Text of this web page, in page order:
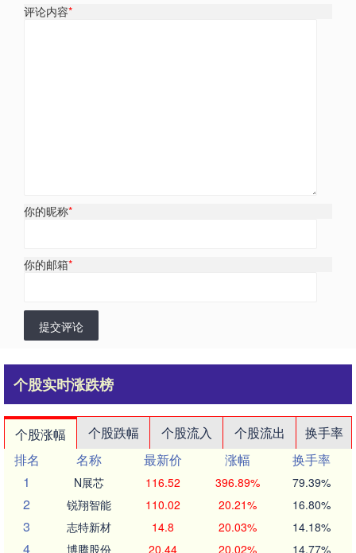
评论内容*
你的昵称*
你的邮箱*
提交评论
个股实时涨跌榜
个股涨幅 个股跌幅 个股流入 个股流出
换手率
排名
名称 最新价 涨幅
换手率
1
N展芯 116.52 396.89% 79.39%
2 锐翔智能 110.02 20.21% 16.80%
3 志特新材 14.8 20.03% 14.18%
4 博腾股份 20.44 20.02% 14.77%